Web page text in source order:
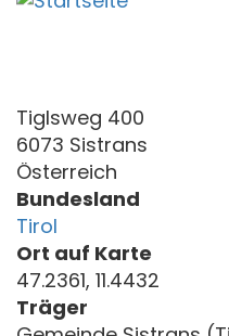
Direkt
Tiglsweg 400
6073 Sistrans
Österreich
Bundesland
Tirol
Ort auf Karte
47.2361, 11.4432
Träger